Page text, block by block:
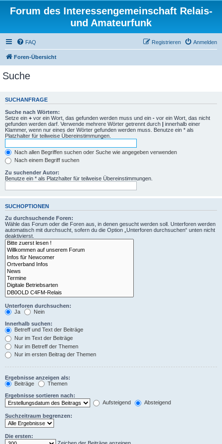
Forum des Interessengemeinschaft Relais-
und Amateurfunk
FAQ Anmelden
Registrieren
Foren-Übersicht
Suche
SUCHANFRAGE
Suche nach Wörtern:
Setze ein + vor ein Wort, das gefunden werden muss und ein - vor ein Wort, das nicht
gefunden werden darf. Verwende mehrere Wörter getrennt durch | innerhalb einer
Klammer, wenn nur eines der Wörter gefunden werden muss. Benutze ein * als
Platzhalter für teilweise Übereinstimmungen.
Nach allen Begriffen suchen oder Suche wie angegeben verwenden
Nach einem Begriff suchen
Zu suchender Autor:
Benutze ein * als Platzhalter für teilweise Übereinstimmungen.
SUCHOPTIONEN
Zu durchsuchende Foren:
Wähle das Forum oder die Foren aus, in denen gesucht werden soll. Unterforen werden
automatisch mit durchsucht, sofern du die Option „Unterforen durchsuchen“ unten nicht
deaktivierst.
Unterforen durchsuchen:
Ja
Nein
Innerhalb suchen:
Betreff und Text der Beiträge
Nur im Text der Beiträge
Nur im Betreff der Themen
Nur im ersten Beitrag der Themen
Ergebnisse anzeigen als:
Beiträge
Themen
Ergebnisse sortieren nach:
Aufsteigend
Absteigend
Suchzeitraum begrenzen:
Die ersten: